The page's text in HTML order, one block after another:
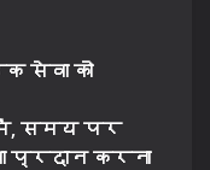
सेवा को
में, समय पर
प्रदान करना